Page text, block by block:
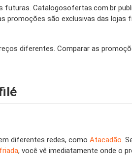
Catalogosofertas.com.br
promoções são exclusivas das lojas
diferentes. Comparar as
diferentes redes, como Atacadão.
, você vê imediatamente onde o